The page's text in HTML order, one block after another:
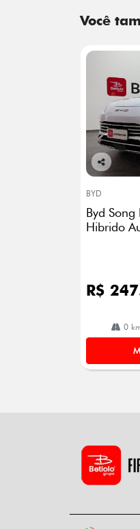
Você
Co
arti
lhe
BYD
Byd
Hibrido
R$
0